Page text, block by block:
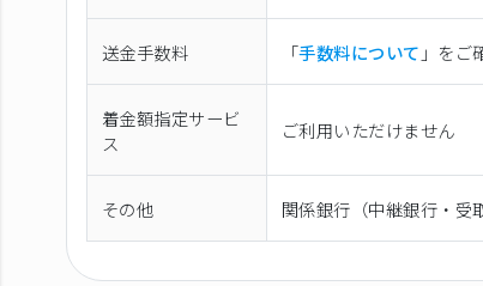
送金手数料 「手数料について 」をご
着金額指定サービ
ス
ご利用いただけません
その他 関係銀行（中継銀行・受